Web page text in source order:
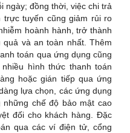
ngày; đồng thời, việc chi trả
trực tuyến cũng giảm rủi ro
hoành hành, trở thành
và an toàn nhất. Thêm
toán qua ứng dụng cũng
hình thức thanh toán
hoặc gián tiếp qua ứng
lựa chọn, các ứng dụng
chế độ bảo mật cao
đối cho khách hàng. Đặc
qua các ví điện tử, cổng